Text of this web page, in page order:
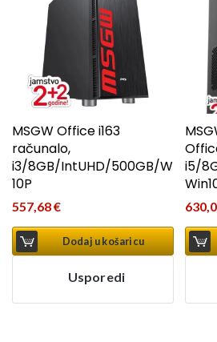
MSGW Office i163
računalo,
i3/8GB/IntUHD/500GB/W
10P
557,68€
Dodaj u košaricu
Usporedi
i5/